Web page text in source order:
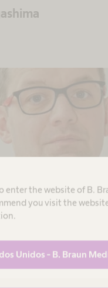
enter the website of B.
you visit the
Unidos - B. Braun